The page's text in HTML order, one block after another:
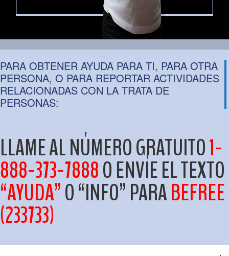
PARA OBTENER AYUDA PARA TI, PARA OTRA
PERSONA, O PARA REPORTAR ACTIVIDADES
RELACIONADAS CON LA TRATA DE
PERSONAS:
LLAME AL NÚMERO GRATUITO1-
888-373-7888O ENVÍE EL TEXTO
“AYUDA”O “INFO” PARABEFREE
(233733)